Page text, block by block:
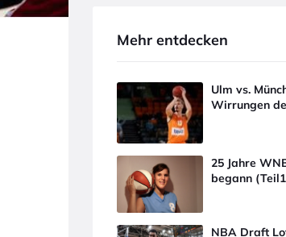
Mehr entdecken
Ulm vs.
Wirrungen
25 Jahre
begann
NBA Draft